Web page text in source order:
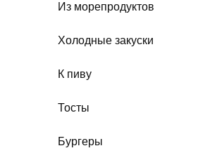
Из морепродуктов
Холодные закуски
К пиву
Тосты
Бургеры